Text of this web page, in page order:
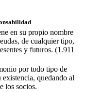
en su propio nombre
de cualquier tipo,
y futuros. (1.911
por todo tipo de
existencia, quedando al
los socios.